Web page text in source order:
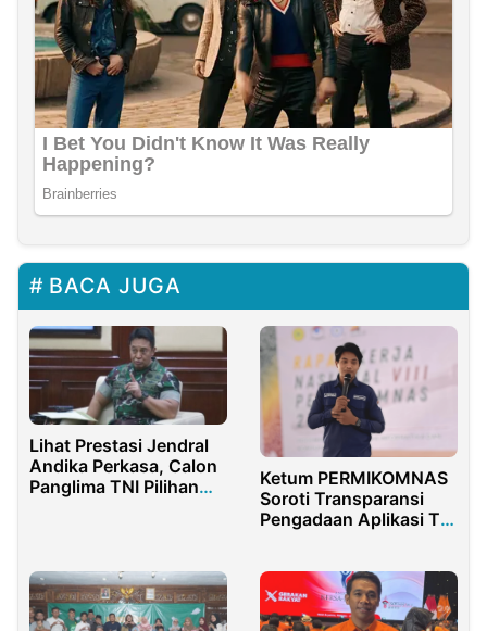
BACA JUGA
Lihat Prestasi Jendral
Andika Perkasa, Calon
Panglima TNI Pilihan
Ketum PERMIKOMNAS
Soroti Transparansi
Pengadaan Aplikasi TNI